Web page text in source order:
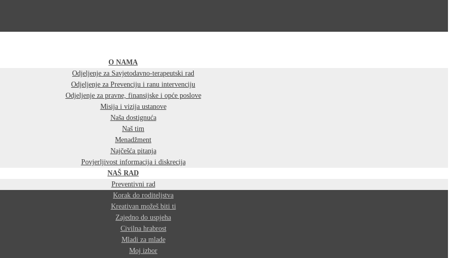
O NAMA
Odjeljenje za Savjetodavno-terapeutski rad
Odjeljenje za Prevenciju i ranu intervenciju
Odjeljenje za pravne, finansijske i opće poslove
Misija i vizija ustanove
Naša dostignuća
Naš tim
Menadžment
Najčešća pitanja
Povjerljivost informacija i diskrecija
NAŠ RAD
Preventivni rad
Korak do roditeljstva
Kreativan možeš biti ti
Zajedno do uspjeha
Civilna hrabrost
Mladi za mlade
Moj izbor